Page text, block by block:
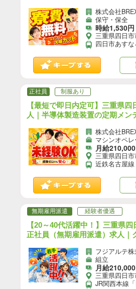
なろう鉄道「あすなろう四日
【1】/F16-12749-02
株式会社
保守・保全
時給1,530
三重県四日
正社員 制服あり
【最短で即日内定可】三重県四
人｜半導体製造装置の定期メン
日市駅」車16分 【3】/F16-
株式会社
マシンオペ
月給
三重県四日
無期雇用派遣 経験者優遇
【20～40代活躍中！】三重県
正社員（無期雇用派遣）求人｜
-JP）【3】
フジアルテ
組立
月給
三重県四日